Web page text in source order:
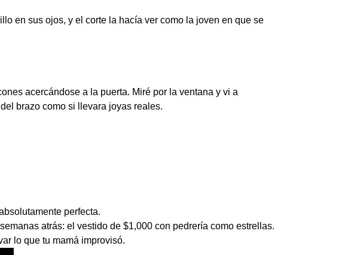
en sus ojos, y el corte la hacía ver como la joven en que se
acercándose a la puerta. Miré por la ventana y vi a
brazo como si llevara joyas reales.
perfecta.
atrás: el vestido de $1,000 con pedrería como estrellas.
lo que tu mamá improvisó.